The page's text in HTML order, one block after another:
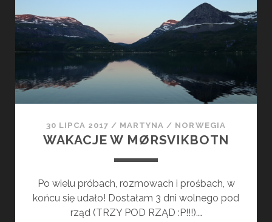
J
E
W
Ø
S
V
I
O
T
N
30 LIPCA 2017 / MARTYNA / NORWEGIA
WAKACJE W MØRSVIKBOTN
Po wielu próbach, rozmowach i prośbach, w
końcu się udało! Dostałam 3 dni wolnego pod
rząd (TRZY POD RZĄD :P!!!).…